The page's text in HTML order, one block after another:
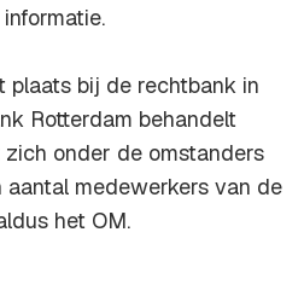
plaats bij de rechtbank in
Rotterdam behandelt
onder de omstanders
medewerkers van de
het OM.